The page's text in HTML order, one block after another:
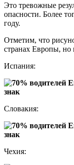
Это тревожные
опасности. Более
году.
Отметим, что
странах Европы, но
Испания:
Словакия:
Чехия: